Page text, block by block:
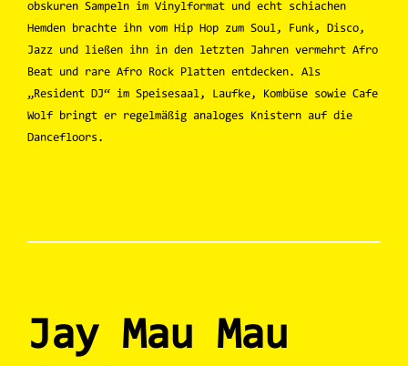
obskuren Sampeln im Vinylformat und echt schiachen
Hemden brachte ihn vom Hip Hop zum Soul, Funk, Disco,
Jazz und ließen ihn in den letzten Jahren vermehrt Afro
Beat und rare Afro Rock Platten entdecken. Als
„Resident DJ“ im Speisesaal, Laufke, Kombüse sowie Cafe
Wolf bringt er regelmäßig analoges Knistern auf die
Dancefloors.
Jay Mau Mau